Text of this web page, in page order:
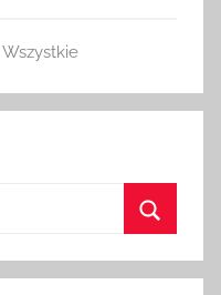
w
t
Wszystkie